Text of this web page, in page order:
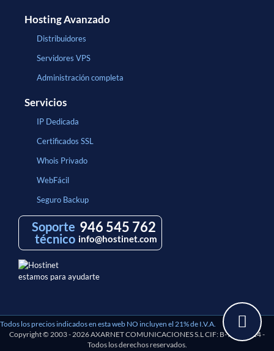
Hosting Avanzado
Distribuidores
Servidores VPS
Administración completa
Servicios
IP Dedicada
Certificados SSL
Whois Privado
WebFácil
Seguro Backup
Soporte
técnico
946 545 762
info@hostinet.com
estamos para ayudarte
Todos los precios indicados en esta web NO incluyen el 21% de I.V.A.
Copyright © 2003 - 2026 AXARNET COMUNICACIONES S.L CIF: B-97193114 -
Todos los derechos reservados.